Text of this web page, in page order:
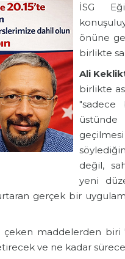
İSG
önüne
birlikte
Ali
birlikte
"sadece
değil,
yeni
gerçek bir
çeken maddelerden biri
ve ne kadar